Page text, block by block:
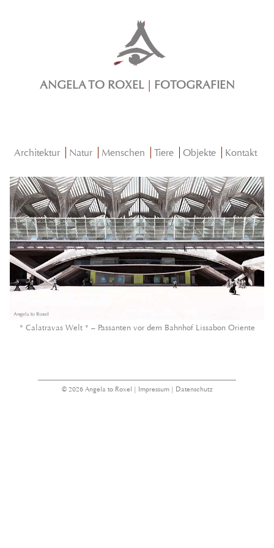
ANGELA TO ROXEL FOTOGRAFIEN
Architektur Natur Menschen Tiere Objekte Kontakt
* Calatravas Welt * – Passanten vor dem Bahnhof Lissabon Oriente
© 2026 Angela to Roxel | Impressum| Datenschutz